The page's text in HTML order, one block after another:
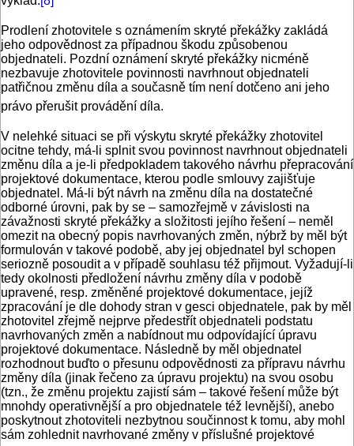
Prodlení zhotovitele s oznámením skryté překážky zakládá
jeho odpovědnost za případnou škodu způsobenou
objednateli. Pozdní oznámení skryté překážky nicméně
nezbavuje zhotovitele povinnosti navrhnout objednateli
patřičnou změnu díla a současně tím není dotčeno ani jeho
právo přerušit provádění díla.
V nelehké situaci se při výskytu skryté překážky zhotovitel
ocitne tehdy, má-li splnit svou povinnost navrhnout objednateli
změnu díla a je-li předpokladem takového návrhu přepracování
projektové dokumentace, kterou podle smlouvy zajišťuje
objednatel. Má-li být návrh na změnu díla na dostatečné
odborné úrovni, pak by se – samozřejmě v závislosti na
závažnosti skryté překážky a složitosti jejího řešení – neměl
omezit na obecný popis navrhovaných změn, nýbrž by měl být
formulován v takové podobě, aby jej objednatel byl schopen
seriozně posoudit a v případě souhlasu též přijmout. Vyžadují-li
tedy okolnosti předložení návrhu změny díla v podobě
upravené, resp. změněné projektové dokumentace, jejíž
zpracování je dle dohody stran v gesci objednatele, pak by měl
zhotovitel zřejmě nejprve předestřít objednateli podstatu
navrhovaných změn a nabídnout mu odpovídající úpravu
projektové dokumentace. Následně by měl objednatel
rozhodnout buďto o přesunu odpovědnosti za přípravu návrhu
změny díla (jinak řečeno za úpravu projektu) na svou osobu
(tzn., že změnu projektu zajistí sám – takové řešení může být
mnohdy operativnější a pro objednatele též levnější), anebo
poskytnout zhotoviteli nezbytnou součinnost k tomu, aby mohl
sám zohlednit navrhované změny v příslušné projektové